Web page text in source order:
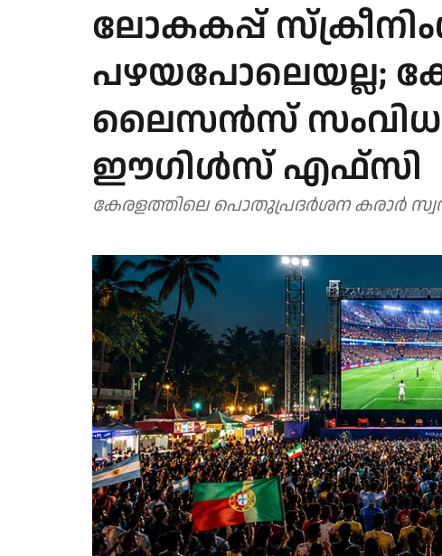
ലോകകപ്പ്
പഴയപോലെയല്ല;
ലൈസന്‍സ്
ഈഗിള്‍സ് എഫ്‌സി
കേരളത്തിലെ പൊതുപ്രദര്‍ശന കരാര്‍